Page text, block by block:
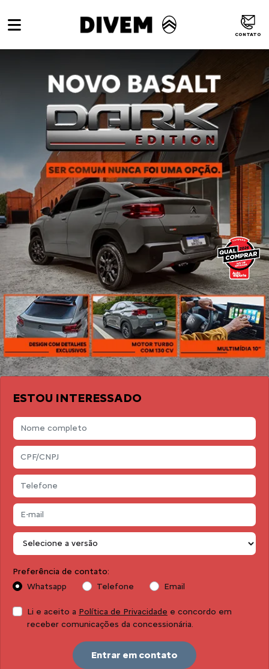
CONTATO
ESTOU INTERESSADO
Preferência de contato:
Whatsapp
Telefone Email
Li e aceito a Política de Privacidade e concordo em
receber comunicações da concessionária.
Entrar em contato